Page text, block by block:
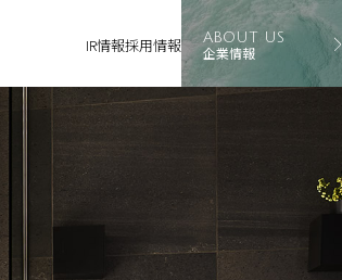
IR情報採用情報 ABOUT US
企業情報